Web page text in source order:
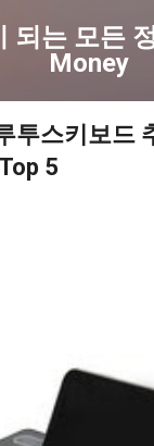
기본 콘텐츠로 건너
되는 모든
Money
투스키보드
5